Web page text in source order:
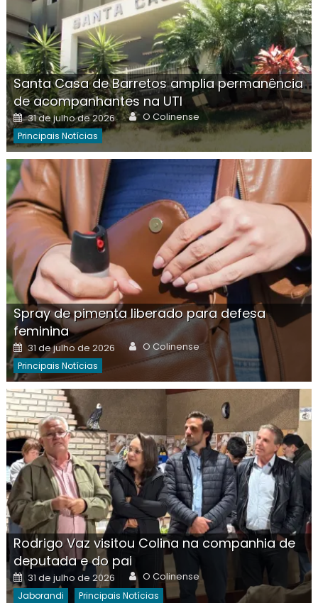
Santa Casa de Barretos amplia permanência
de acompanhantes na UTI
Posted
on
31 de julho de 2026 Author
O Colinense
Principais Notícias
Spray de pimenta liberado para defesa
feminina
Posted
on
31 de julho de 2026 Author
O Colinense
Principais Notícias
Rodrigo Vaz visitou Colina na companhia de
deputada e do pai
Posted
on
31 de julho de 2026 Author
O Colinense
Jaborandi Principais Notícias